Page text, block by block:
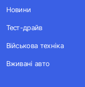
Новини
Тест-драйв
Військова техніка
Вживані авто